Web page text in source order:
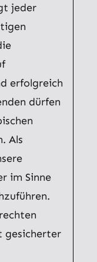
jeder
erfolgreich
dürfen
Als
im Sinne
gesicherter